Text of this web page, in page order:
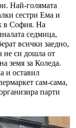
Най-голямата
сестри Ема и
в София. На
седмица,
всички заедно,
не си дошла от
земя за Коледа.
и оставил
сам-сама,
парти